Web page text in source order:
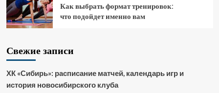
Как выбрать формат тренировок:
что подойдет именно вам
Свежие записи
ХК «Сибирь»: расписание матчей, календарь игр и
история новосибирского клуба